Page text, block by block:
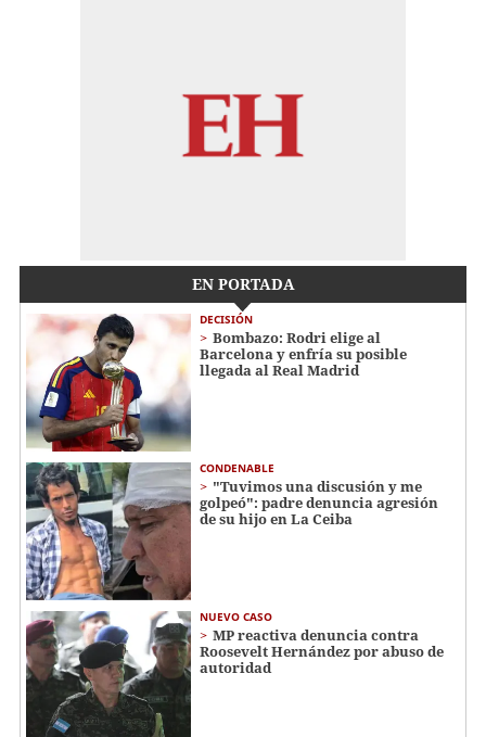
EN PORTADA
DECISIÓN
Bombazo: Rodri elige al
Barcelona y enfría su posible
llegada al Real Madrid
CONDENABLE
"Tuvimos una discusión y me
golpeó": padre denuncia agresión
de su hijo en La Ceiba
NUEVO CASO
MP reactiva denuncia contra
Roosevelt Hernández por abuso de
autoridad